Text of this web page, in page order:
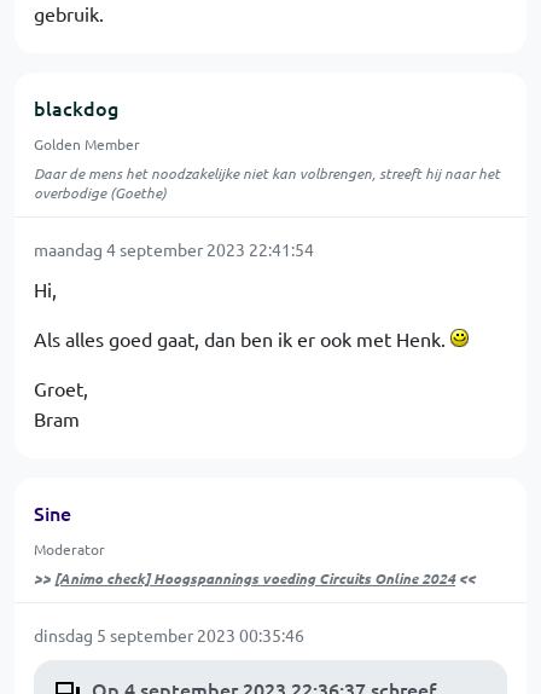
gebruik.
blackdog
Golden Member
Daar de mens het noodzakelijke niet kan volbrengen, streeft hij naar het
overbodige (Goethe)
maandag 4 september 2023 22:41:54
Hi,
Als alles goed gaat, dan ben ik er ook met Henk.
Groet,
Bram
Sine
Moderator
>> [Animo check] Hoogspannings voeding Circuits Online 2024<<
dinsdag 5 september 2023 00:35:46